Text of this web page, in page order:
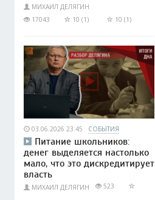
МИХАИЛ ДЕЛЯГИН
17043
10 (1) 10 (1)
03.06.2026 23:45 СОБЫТИЯ
Питание школьников:
денег выделяется настолько
мало, что это дискредитирует
власть
МИХАИЛ ДЕЛЯГИН 523